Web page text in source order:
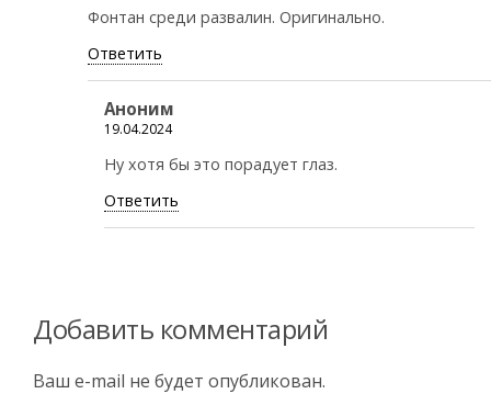
Фонтан среди развалин. Оригинально.
Ответить
Аноним
19.04.2024
Ну хотя бы это порадует глаз.
Ответить
Добавить комментарий
Ваш e-mail не будет опубликован.